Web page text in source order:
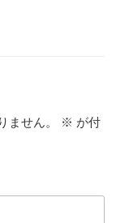
ません。 ※ が付